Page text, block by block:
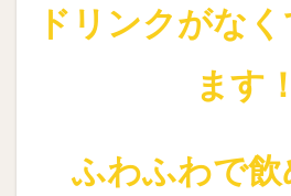
ドリンクがな
ます！
ふわふわで飲